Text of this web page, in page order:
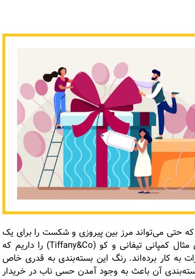
حتی می‌تواند مرز بین پیروزی و شکست را برای یک
برند رقم بزند. و محصولات را در بازار رقابتی از یک‌دیگر متمایز کند. برای مثال کمپانی‌ تیفانی و کو (Tiffany&Co) را داریم که
به کار برده‌اند. رنگ این بسته‌بندی به قدری خاص
آن باعث به وجود آمدن حسی ناب در خریدار